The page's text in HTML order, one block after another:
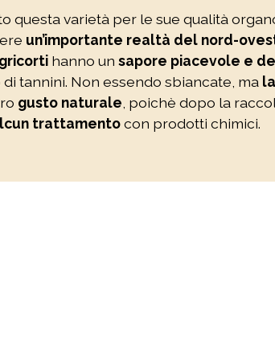
questa varietà per le sue qualità
un’importante realtà del nord-
hanno un sapore piacevole e
tannini. Non essendo sbiancate, ma
gusto naturale , poichè dopo la
trattamentocon prodotti chimici.